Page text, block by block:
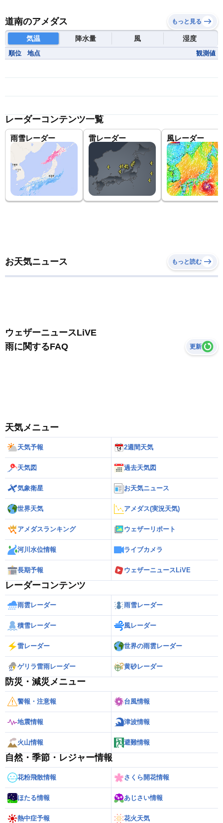
道南のアメダス もっと見る
気温 降水量 風 湿度
順位 地点 観測値
レーダーコンテンツ一覧
雨雪レーダー 雷レーダー 風レーダー
お天気ニュース もっと読む
ウェザーニュースLiVE
雨に関するFAQ
更新
天気メニュー
天気予報 2週間天気
天気図 過去天気図
気象衛星 お天気ニュース
世界天気 アメダス(実況天気)
アメダスランキング ウェザーリポート
河川水位情報 ライブカメラ
長期予報 ウェザーニュースLiVE
レーダーコンテンツ
雨雲レーダー 雨雪レーダー
積雪レーダー 風レーダー
雷レーダー 世界の雨雲レーダー
ゲリラ雷雨レーダー 黄砂レーダー
防災・減災メニュー
警報・注意報 台風情報
地震情報 津波情報
火山情報 避難情報
自然・季節・レジャー情報
花粉飛散情報 さくら開花情報
ほたる情報 あじさい情報
熱中症予報 花火天気